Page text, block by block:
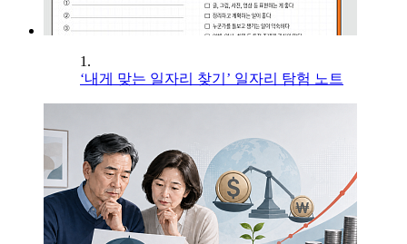
1.
‘내게 맞는 일자리 찾기’ 일자리 탐험 노트